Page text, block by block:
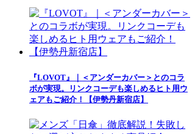
『LOVOT』｜＜アンダーカバー＞とのコラ
ボが実現。リンクコーデも楽しめるヒト用ウ
ェアもご紹介！【伊勢丹新宿店】